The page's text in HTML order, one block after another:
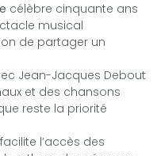
célèbre cinquante ans
musical
de partager un
Jean-Jacques Debout
et des chansons
reste la priorité
facilite l’accès des